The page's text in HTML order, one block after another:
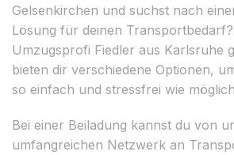
Gelsenkirchen und suchst nach
Lösung für deinen
Umzugsprofi Fiedler aus Karlsruhe
bieten dir verschiedene Optionen,
so einfach und stressfrei wie
Bei einer Beiladung kannst du von
umfangreichen Netzwerk an